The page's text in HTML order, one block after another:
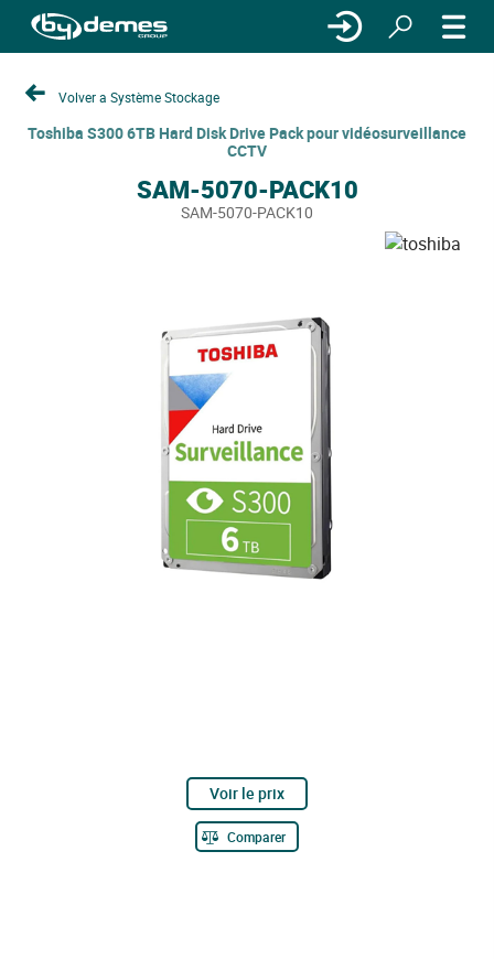
Volver a Système Stockage
Toshiba S300 6TB Hard Disk Drive Pack pour vidéosurveillance
CCTV
SAM-5070-PACK10
SAM-5070-PACK10
Voir le prix
Comparer